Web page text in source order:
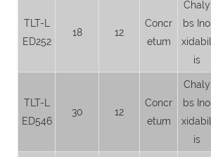
TLT-L
ED252
18 12
Concr
etum
Chaly
bs Ino
xidabil
is
TLT-L
ED546
30 12
Concr
etum
Chaly
bs Ino
xidabil
is